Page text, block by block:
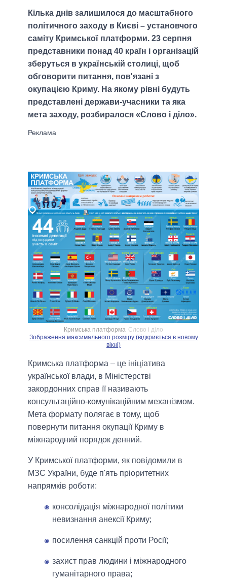
Кілька днів залишилося до масштабного
політичного заходу в Києві – установчого
саміту Кримської платформи. 23 серпня
представники понад 40 країн і організацій
зберуться в українській столиці, щоб
обговорити питання, пов'язані з
окупацією Криму. На якому рівні будуть
представлені держави-учасники та яка
мета заходу, розбиралося «Слово і діло».
Кримська платформа Слово і діло
Зображення максимального розміру (відкриється в новому
вікні)
Кримська платформа – це ініціатива
української влади, в Міністерстві
закордонних справ її називають
консультаційно-комунікаційним механізмом.
Мета формату полягає в тому, щоб
повернути питання окупації Криму в
міжнародний порядок денний.
У Кримської платформи, як повідомили в
МЗС України, буде п'ять пріоритетних
напрямків роботи:
консолідація міжнародної політики
невизнання анексії Криму;
посилення санкцій проти Росії;
захист прав людини і міжнародного
гуманітарного права;